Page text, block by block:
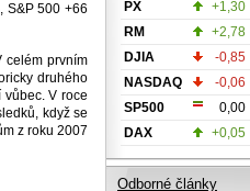
S&P 500 +66
celém prvním
druhého
V roce
když se
z roku 2007
PX +1,30
RM
+2,78
DJIA
-0,85
NASDAQ
-0,06
SP500
0,00
DAX
+0,05
Odborné články